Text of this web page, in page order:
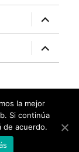
menú
inferior
expande
el
menú
inferior
expande
el
menú
la mejor
Si continúa
de acuerdo.